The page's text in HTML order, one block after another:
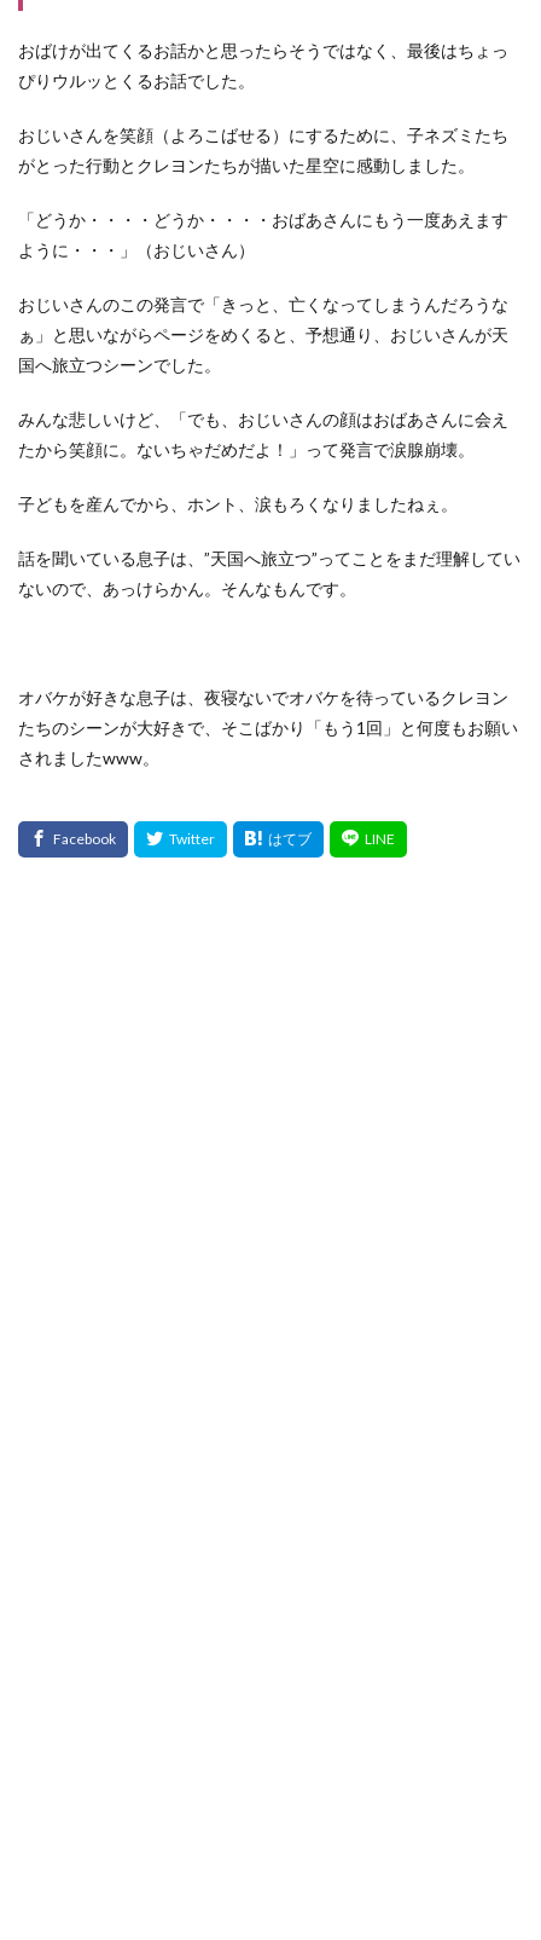
おばけが出てくるお話かと思ったらそうではなく、最後はちょっ
ぴりウルッとくるお話でした。
おじいさんを笑顔（よろこばせる）にするために、子ネズミたち
がとった行動とクレヨンたちが描いた星空に感動しました。
「どうか・・・・どうか・・・・おばあさんにもう一度あえます
ように・・・」（おじいさん）
おじいさんのこの発言で「きっと、亡くなってしまうんだろうな
ぁ」と思いながらページをめくると、予想通り、おじいさんが天
国へ旅立つシーンでした。
みんな悲しいけど、「でも、おじいさんの顔はおばあさんに会え
たから笑顔に。ないちゃだめだよ！」って発言で涙腺崩壊。
子どもを産んでから、ホント、涙もろくなりましたねぇ。
話を聞いている息子は、”天国へ旅立つ”ってことをまだ理解してい
ないので、あっけらかん。そんなもんです。
オバケが好きな息子は、夜寝ないでオバケを待っているクレヨン
たちのシーンが大好きで、そこばかり「もう1回」と何度もお願い
されましたwww。